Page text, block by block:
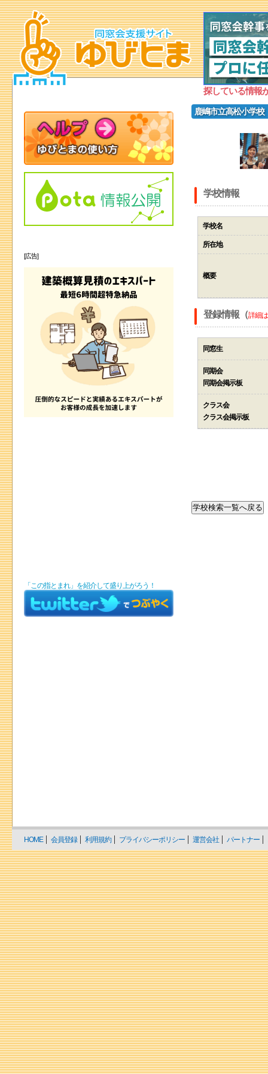
探している情報
鹿嶋市立高松小学校
学校情報
学校名
所在地
概要
登録情報（詳細
同窓生
同期会
同期会掲示板
クラス会
クラス会掲示板
[広告]
「この指とまれ」を紹介して盛り上がろう！
HOME 会員登録 利用規約 プライバシーポリシー 運営会社 パートナー